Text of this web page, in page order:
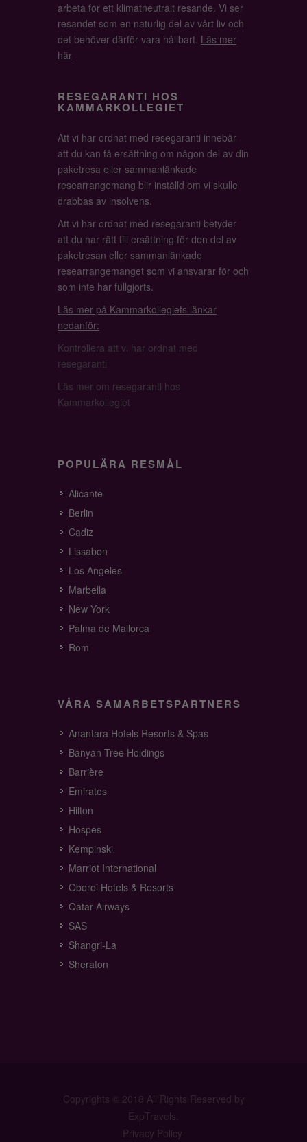
arbeta för ett klimatneutralt resande. Vi ser
resandet som en naturlig del av vårt liv och
det behöver därför vara hållbart. Läs mer
här
RESEGARANTI HOS
KAMMARKOLLEGIET
Att vi har ordnat med resegaranti innebär
att du kan få ersättning om någon del av din
paketresa eller sammanlänkade
researrangemang blir inställd om vi skulle
drabbas av insolvens.
Att vi har ordnat med resegaranti betyder
att du har rätt till ersättning för den del av
paketresan eller sammanlänkade
researrangemanget som vi ansvarar för och
som inte har fullgjorts.
Läs mer på Kammarkollegiets länkar
nedanför:
Kontrollera att vi har ordnat med
resegaranti
Läs mer om resegaranti hos
Kammarkollegiet
POPULÄRA RESMÅL
Alicante
Berlin
Cadiz
Lissabon
Los Angeles
Marbella
New York
Palma de Mallorca
Rom
VÅRA SAMARBETSPARTNERS
Anantara Hotels Resorts & Spas
Banyan Tree Holdings
Barrière
Emirates
Hilton
Hospes
Kempinski
Marriot International
Oberoi Hotels & Resorts
Qatar Airways
SAS
Shangri-La
Sheraton
Copyrights © 2018 All Rights Reserved by
ExpTravels.
Privacy Policy